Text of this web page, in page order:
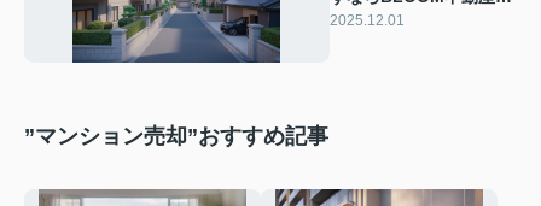
おすすめ！地域密着の不
2025.12.01
”マンション売却”おすすめ記事